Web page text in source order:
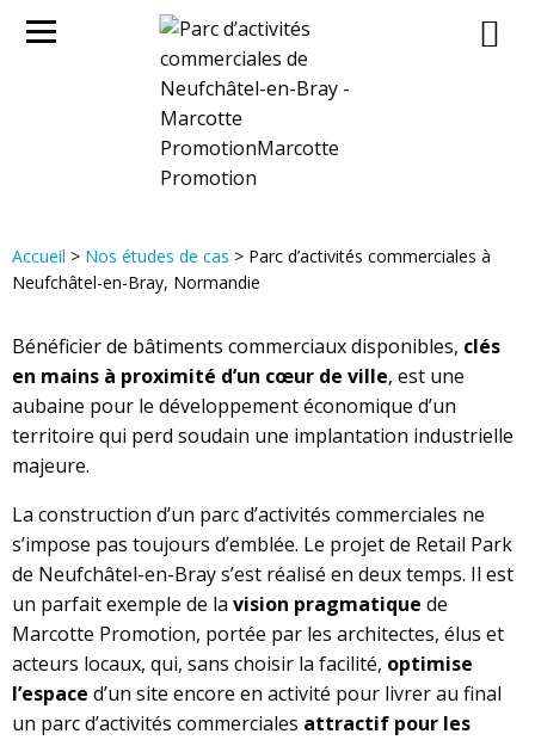
PARC D’ACTIVITÉS COMMERCIALES À
NEUFCHÂTEL-EN-BRAY,
NORMANDIE
Accueil > Nos études de cas > Parc d’activités commerciales à
Neufchâtel-en-Bray, Normandie
Bénéficier de bâtiments commerciaux disponibles, clés
en mains à proximité d’un cœur de ville, est une
aubaine pour le développement économique d’un
territoire qui perd soudain une implantation industrielle
majeure.
La construction d’un parc d’activités commerciales ne
s’impose pas toujours d’emblée. Le projet de Retail Park
de Neufchâtel-en-Bray s’est réalisé en deux temps. Il est
un parfait exemple de la vision pragmatique de
Marcotte Promotion, portée par les architectes, élus et
acteurs locaux, qui, sans choisir la facilité, optimise
l’espace d’un site encore en activité pour livrer au final
un parc d’activités commerciales attractif pour les